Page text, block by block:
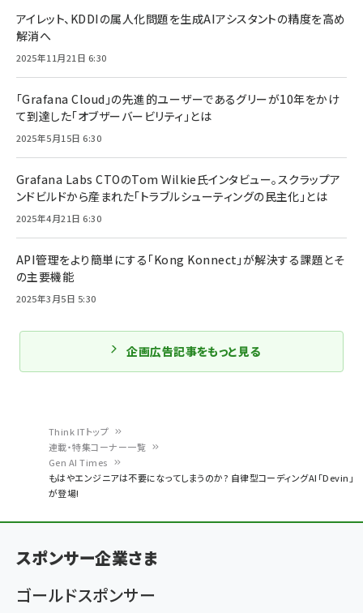
く
Think ITトップ
連載・特集コーナー一覧
Gen AI Times
もはやエンジニアは不要になってしまうのか? 自律型コーディングAI「Devin」
が登場!
アイレット、KDDIの属人化問題を生成AIアシスタントの精度を高め
解消へ
2025年11月21日 6:30
「Grafana Cloud」の先進的ユーザーであるグリーが10年をかけ
て到達した「オブザーバービリティ」とは
2025年5月15日 6:30
Grafana Labs CTOのTom Wilkie氏インタビュー。スクラップア
ンドビルドから産まれた「トラブルシューティングの民主化」とは
2025年4月21日 6:30
API管理をより簡単にする「Kong Konnect」が解決する課題とそ
の主要機能
2025年3月5日 5:30
企画広告記事をもっと見る
スポンサー企業さま
ゴールドスポンサー